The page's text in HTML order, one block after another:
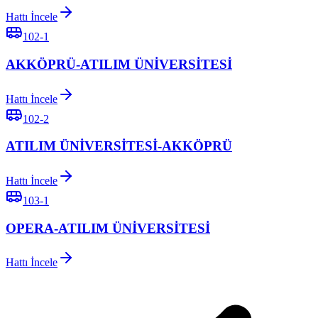
Hattı İncele
102-1
AKKÖPRÜ-ATILIM ÜNİVERSİTESİ
Hattı İncele
102-2
ATILIM ÜNİVERSİTESİ-AKKÖPRÜ
Hattı İncele
103-1
OPERA-ATILIM ÜNİVERSİTESİ
Hattı İncele